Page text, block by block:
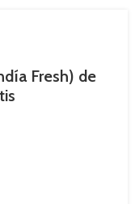
Fresh) de